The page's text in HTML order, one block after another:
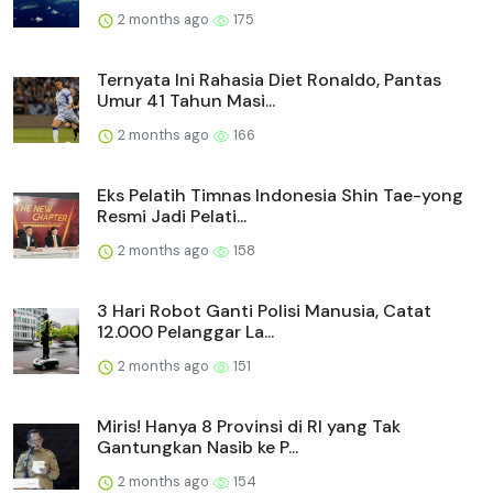
2 months ago 175
Ternyata Ini Rahasia Diet Ronaldo, Pantas
Umur 41 Tahun Masi...
2 months ago 166
Eks Pelatih Timnas Indonesia Shin Tae-yong
Resmi Jadi Pelati...
2 months ago 158
3 Hari Robot Ganti Polisi Manusia, Catat
12.000 Pelanggar La...
2 months ago 151
Miris! Hanya 8 Provinsi di RI yang Tak
Gantungkan Nasib ke P...
2 months ago 154